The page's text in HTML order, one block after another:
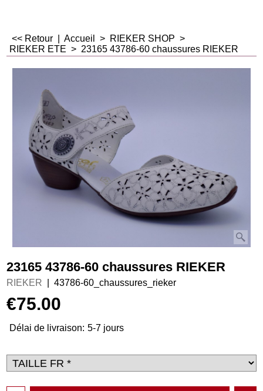
<< Retour Accueil > RIEKER SHOP >
RIEKER ETE > 23165 43786-60 chaussures RIEKER
23165 43786-60 chaussures RIEKER
RIEKER 43786-60_chaussures_rieker
€75.00
Délai de livraison: 5-7 jours